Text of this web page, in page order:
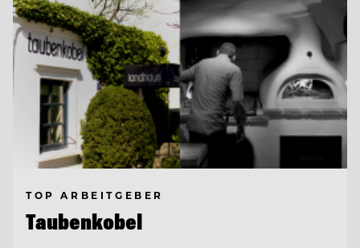
TOP ARBEITGEBER
Taubenkobel